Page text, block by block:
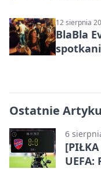
12 sierpnia
BlaBla
Ostatnie
6
UEFA: